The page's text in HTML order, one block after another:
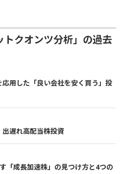
トクオンツ分析」の過去
応用した「良い会社を安く買う」投
出遅れ高配当株投資
「成長加速株」の見つけ方と4つの